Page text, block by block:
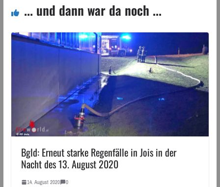
... und dann war da noch ...
Bgld: Erneut starke Regenfälle in Jois in der
Nacht des 13. August 2020
14. August 2020 0